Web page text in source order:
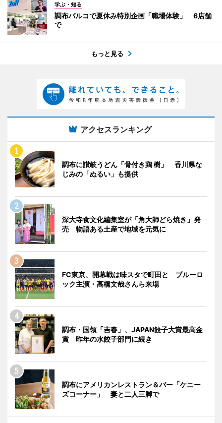
学ぶ・知る
調布パルコで夏休み特別企画「職場体験」 6店舗
で
もっと見る
アクセスランキング
調布に讃岐うどん「骨付き鶏 樹」 香川県な
じみの「ぬるい」も提供
深大寺食文化編集室が「角大師どら焼き」発
売 物語ある土産で地域を元気に
FC東京、開幕戦は味スタで町田と ブルーロ
ック主演・高橋文哉さんら来場
調布・国領「吉春」、JAPAN餃子大賞最高金
賞 昨年の水餃子部門に続き
調布にアメリカンレストラン＆バー「ケニー
ズコーナー」 妻と二人三脚で